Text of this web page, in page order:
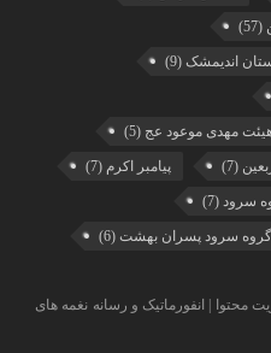
(57)
اندیمشک (9)
مهدی موعود عج (5)
(7) پیامبر اکرم (7)
سرود (7)
گروه سرود پسران بهشت (6)
محتوا | انفورماتیک و رسانه نغمه های